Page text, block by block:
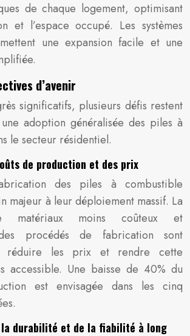
de chaque logement, optimisant
et l’espace occupé. Les systèmes
une expansion facile et une
d’avenir
significatifs, plusieurs défis restent
adoption généralisée des piles à
le secteur résidentiel.
de production et des prix
des piles à combustible
majeur à leur déploiement massif. La
matériaux moins coûteux et
des procédés de fabrication sont
réduire les prix et rendre cette
accessible. Une baisse de 40% du
est envisagée dans les cinq
durabilité et de la fiabilité à long